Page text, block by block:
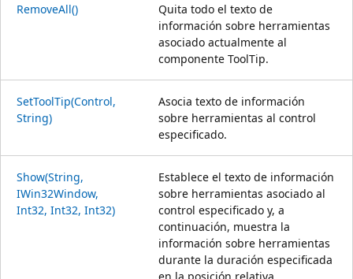
RemoveAll()
Quita todo el texto de
información sobre herramientas
asociado actualmente al
componente ToolTip.
SetToolTip(Control,
String)
Asocia texto de información
sobre herramientas al control
especificado.
Show(String,
IWin32Window,
Int32, Int32, Int32)
Establece el texto de información
sobre herramientas asociado al
control especificado y, a
continuación, muestra la
información sobre herramientas
durante la duración especificada
en la posición relativa